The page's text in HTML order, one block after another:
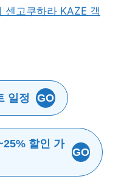
일정 GO
할인 가
GO